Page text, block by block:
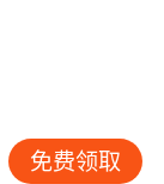
免费领取